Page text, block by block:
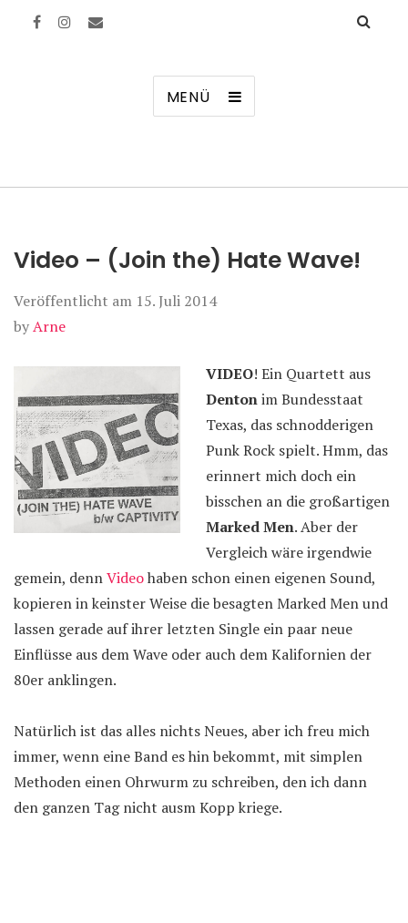
MENÜ
Video – (Join the) Hate Wave!
Veröffentlicht am 15. Juli 2014
byArne
VIDEO! Ein Quartett aus
Dentonim Bundesstaat
Texas, das schnodderigen
Punk Rock spielt. Hmm, das
erinnert mich doch ein
bisschen an die großartigen
Marked Men. Aber der
Vergleich wäre irgendwie
gemein, dennVideohaben schon einen eigenen Sound,
kopieren in keinster Weise die besagten Marked Men und
lassen gerade auf ihrer letzten Single ein paar neue
Einflüsse aus dem Wave oder auch dem Kalifornien der
80er anklingen.
Natürlich ist das alles nichts Neues, aber ich freu mich
immer, wenn eine Band es hin bekommt, mit simplen
Methoden einen Ohrwurm zu schreiben, den ich dann
den ganzen Tag nicht ausm Kopp kriege.